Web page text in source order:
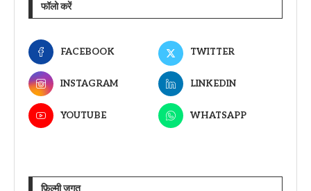
फॉलो करें
FACEBOOK TWITTER
INSTAGRAM LINKEDIN
YOUTUBE WHATSAPP
फ़िल्मी जगत